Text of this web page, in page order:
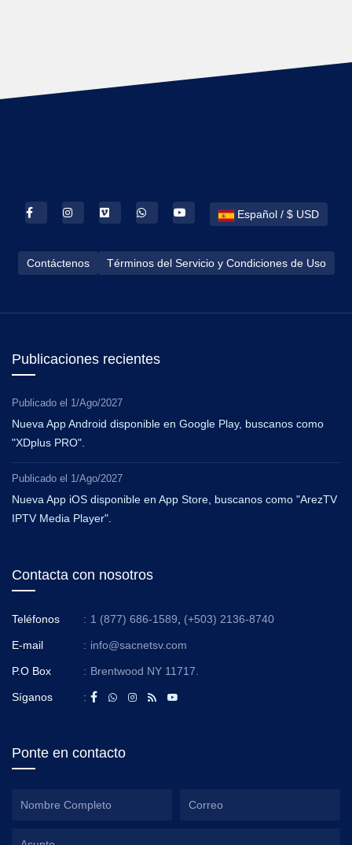
Español / $ USD
Contáctenos Términos del Servicio y Condiciones de Uso
Publicaciones recientes
Publicado el 1/Ago/2027
Nueva App Android disponible en Google Play, buscanos como
"XDplus PRO".
Publicado el 1/Ago/2027
Nueva App iOS disponible en App Store, buscanos como "ArezTV
IPTV Media Player".
Contacta con nosotros
Teléfonos : 1 (877) 686-1589, (+503) 2136-8740
E-mail : info@sacnetsv.com
P.O Box : Brentwood NY 11717.
Síganos :
Ponte en contacto